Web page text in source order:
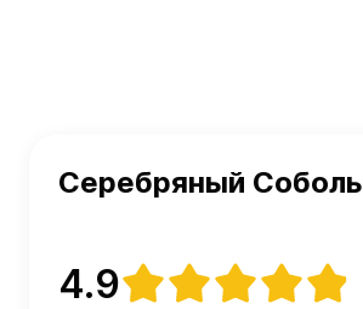
Серебряный Соболь
4.9